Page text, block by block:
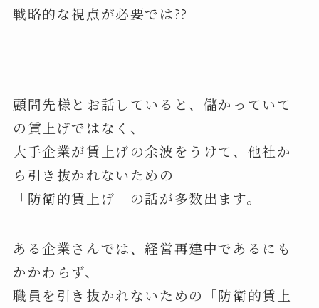
戦略的な視点が必要では??
顧問先様とお話していると、儲かっていて
の賃上げではなく、
大手企業が賃上げの余波をうけて、他社か
ら引き抜かれないための
「防衛的賃上げ」の話が多数出ます。
ある企業さんでは、経営再建中であるにも
かかわらず、
職員を引き抜かれないための「防衛的賃上